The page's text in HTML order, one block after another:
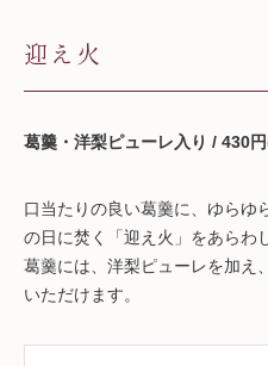
迎え火
葛羹・洋梨ピューレ入り / 430
口当たりの良い葛羹に、ゆらゆ
の日に焚く「迎え火」をあらわ
葛羹には、洋梨ピューレを加え
いただけます。